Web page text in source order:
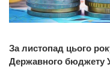
За листопад цього
Державного бюджету